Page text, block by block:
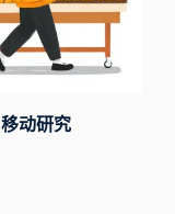
移动研究